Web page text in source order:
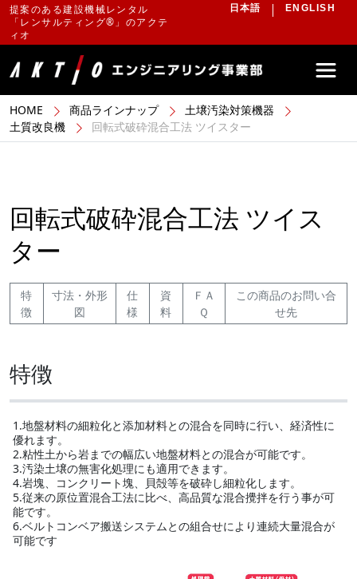
提案のある建設機械レンタル
「レンサルティング®」のアクテ
ィオ
日本語 ENGLISH
HOME 商品ラインナップ
土壌汚染対策機器
土質改良機
回転式破砕混合工法 ツイスター
回転式破砕混合工法 ツイス
ター
特
徴
寸法・外形
図
仕
様
資
料
ＦＡ
Ｑ
この商品のお問い合
せ先
特徴
1.地盤材料の細粒化と添加材料との混合を同時に行い、経済性に
優れます。
2.粘性土から岩までの幅広い地盤材料との混合が可能です。
3.汚染土壌の無害化処理にも適用できます。
4.岩塊、コンクリート塊、貝殻等を破砕し細粒化します。
5.従来の原位置混合工法に比べ、高品質な混合攪拌を行う事が可
能です。
6.ベルトコンベア搬送システムとの組合せにより連続大量混合が
可能です